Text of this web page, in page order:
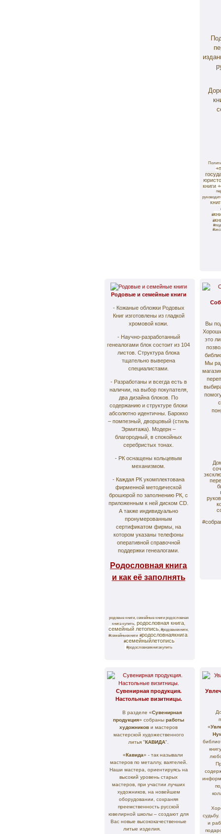
книги
#
#
Родовые и семейные книги
- Кожаные обложки Родовых
Книг изготовлены из гладкой
хромовой кожи.
- Научно-разработанный
генеалогами блок состоит из 104
листов. Структура блока
тщательно выверена
специалистами.
- Разработаны и всегда есть в
наличии, на выбор покупателя,
два дизайна блоков. По
содержанию и структуре блоки
абсолютно идентичны. Барокко
– помпезный, дворцовый (стиль
Эрмитажа). Модерн –
благородный, в спокойных
серебристых тонах.
- РК оснащены кольцевым
механизмом.
- Каждая РК укомплектована
фирменной методической
брошюрой по заполнению РК, с
приложенным к ней диском CD.
А также индивидуально
пронумерованным
сертификатом фирмы, на
котором указаны телефоны
оперативной справочной
поддержки генеалогами.
Родословная книга
и как её заполнять
родовые книги, семейные книги родословная
книга купить, родословная книга,
семейный летопись, #родовыекниги,
#семейныекниги #родословнаякнига
#семейныйлетопись
#родословнаякнигакупить
Вы
это
Мы
Сувенирная продукция.
Настольные визитницы.
В разделе «Сувенирная
продукция» собраны работы
художников и мастеров
мастерской художественного
литья " КАВИДА".
« Кавида» - так называли
мастеров по металлу, ваятелей.
Наши мастера, ориентируясь на
высокий уровень старых
мастеров, при участии лучших
художников, на новейшем
оборудовании, сохраняя
преемственность русской
ювелирной школы – создают для
Вас новые высококачественные
литые изделия.
«
и